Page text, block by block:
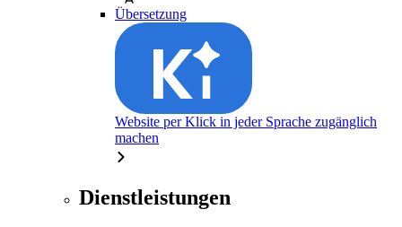
Übersetzung
Website per Klick in jeder Sprache zugänglich
machen
Dienstleistungen